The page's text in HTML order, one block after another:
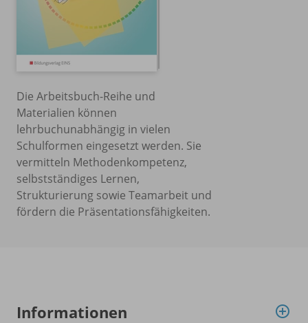
Die Arbeitsbuch-Reihe und
Materialien können
lehrbuchunabhängig in vielen
Schulformen eingesetzt werden. Sie
vermitteln Methodenkompetenz,
selbstständiges Lernen,
Strukturierung sowie Teamarbeit und
fördern die Präsentationsfähigkeiten.
Informationen